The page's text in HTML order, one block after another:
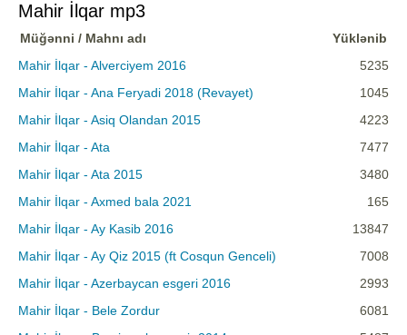
Mahir İlqar mp3
Müğənni / Mahnı adı
Yüklənib
Mahir İlqar - Alverciyem 2016
5235
Mahir İlqar - Ana Feryadi 2018 (Revayet)
1045
Mahir İlqar - Asiq Olandan 2015
4223
Mahir İlqar - Ata
7477
Mahir İlqar - Ata 2015
3480
Mahir İlqar - Axmed bala 2021
165
Mahir İlqar - Ay Kasib 2016
13847
Mahir İlqar - Ay Qiz 2015 (ft Cosqun Genceli)
7008
Mahir İlqar - Azerbaycan esgeri 2016
2993
Mahir İlqar - Bele Zordur
6081